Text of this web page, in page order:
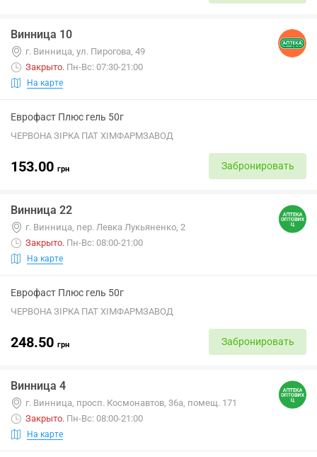
Винница 10
г. Винница, ул. Пирогова, 49
Закрыто. Пн-Вс: 07:30-21:00
На карте
Еврофаст Плюс гель 50г
ЧЕРВОНА ЗІРКА ПАТ ХІМФАРМЗАВОД
153.00 грн Забронировать
Винница 22
г. Винница, пер. Левка Лукьяненко, 2
Закрыто. Пн-Вс: 08:00-21:00
На карте
Еврофаст Плюс гель 50г
ЧЕРВОНА ЗІРКА ПАТ ХІМФАРМЗАВОД
248.50 грн Забронировать
Винница 4
г. Винница, просп. Космонавтов, 36а, помещ. 171
Закрыто. Пн-Вс: 08:00-21:00
На карте